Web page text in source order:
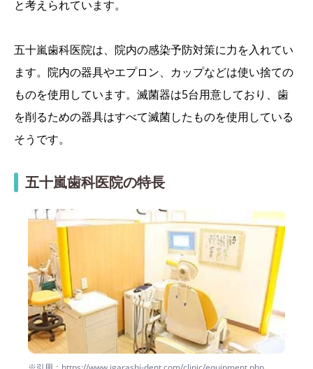
と考えられています。
五十嵐歯科医院は、院内の感染予防対策に力を入れてい
ます。院内の器具やエプロン、カップなどは使い捨ての
ものを使用しています。滅菌器は5台用意しており、歯
を削るための器具はすべて滅菌したものを使用している
そうです。
五十嵐歯科医院の特長